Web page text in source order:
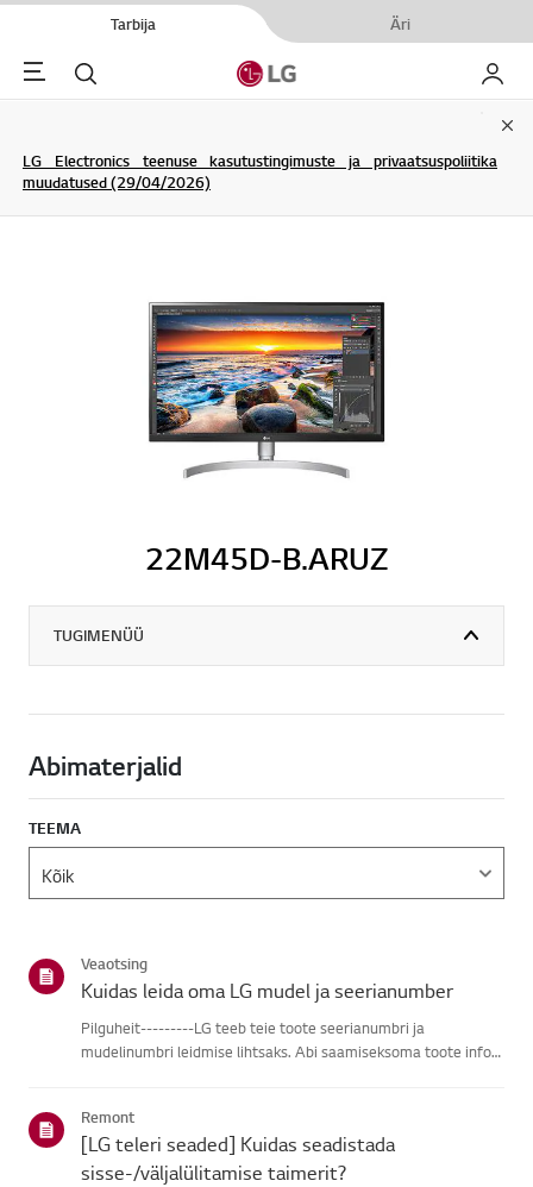
Tarbija Äri
Menu Otsi Minu
LG Electronics teenuse kasutustingimuste ja privaatsuspoliitika
muudatused (29/04/2026)
22M45D-B.ARUZ
TUGIMENÜÜ
Abimaterjalid
TEEMA
Veaotsing
Kuidas leida oma LG mudel ja seerianumber
Pilguheit---------LG teeb teie toote seerianumbri ja
mudelinumbri leidmise lihtsaks. Abi saamiseksoma toote info
võiva...
Remont
[LG teleri seaded] Kuidas seadistada
sisse-/väljalülitamise taimerit?